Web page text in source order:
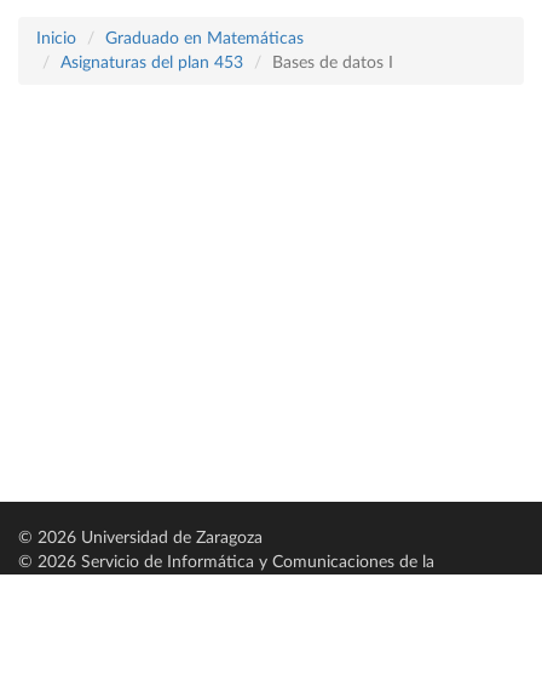
Inicio
Graduado en Matemáticas
Asignaturas del plan 453
Bases de datos I
© 2026 Universidad de Zaragoza
© 2026 Servicio de Informática y Comunicaciones de la